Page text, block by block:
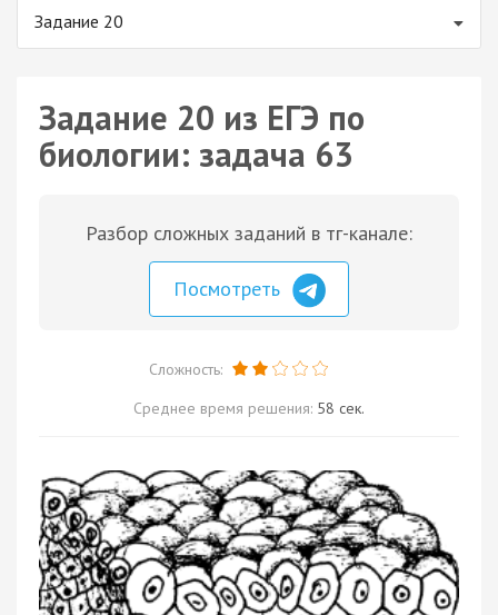
Задание 20
Задание 20 из ЕГЭ по
биологии: задача 63
Разбор сложных заданий в тг-канале:
Посмотреть
Сложность:
Среднее время решения: 58 сек.